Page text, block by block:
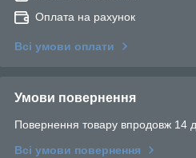
Оплата на рахунок
Всі умови оплати
Умови повернення
Повернення товару впродовж 14
Всі умови повернення